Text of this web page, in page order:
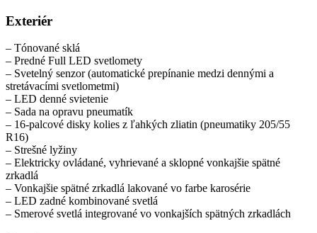
Exteriér
– Tónované sklá
– Predné Full LED svetlomety
– Svetelný senzor (automatické prepínanie medzi dennými a
stretávacími svetlometmi)
– LED denné svietenie
– Sada na opravu pneumatík
– 16-palcové disky kolies z ľahkých zliatin (pneumatiky 205/55
R16)
– Strešné lyžiny
– Elektricky ovládané, vyhrievané a sklopné vonkajšie spätné
zrkadlá
– Vonkajšie spätné zrkadlá lakované vo farbe karosérie
– LED zadné kombinované svetlá
– Smerové svetlá integrované vo vonkajších spätných zrkadlách